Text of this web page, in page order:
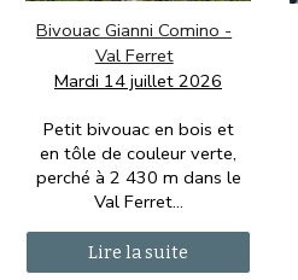
Bivouac Gianni Comino -
Val Ferret
Mardi 14 juillet 2026
Petit bivouac en bois et
en tôle de couleur verte,
perché à 2 430 m dans le
Val Ferret...
Lire la suite